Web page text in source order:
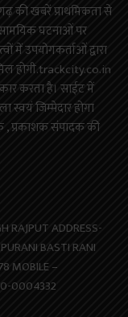
की खबरें प्राथमिकता से
घटनाओं पर
में उपयोगकर्ताओं द्वारा
होगी.trackcity.co.in
करता है। साईट में
स्वयं जिम्मेदार होगा
, प्रकाशक संपादक की
RAJPUT ADDRESS-
BASTI RANI
MOBILE –
0004332